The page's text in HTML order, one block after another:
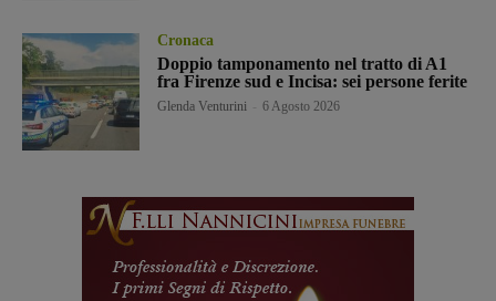
Cronaca
Doppio tamponamento nel tratto di A1
fra Firenze sud e Incisa: sei persone ferite
Glenda Venturini 6 Agosto 2026